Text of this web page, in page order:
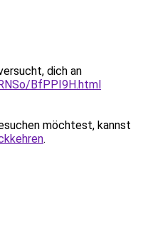
dich an
BfPPI9H.html
möchtest, kannst
.